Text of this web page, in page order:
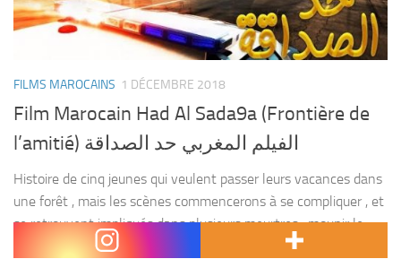
FILMS MAROCAINS 1 DÉCEMBRE 2018
Film Marocain Had Al Sada9a (Frontière de
l’amitié) الفيلم المغربي حد الصداقة
Histoire de cinq jeunes qui veulent passer leurs vacances dans
une forêt , mais les scènes commencerons à se compliquer , et
se retrouvent impliqués dans plusieurs meurtres , mounir le
seule survivant raconte...